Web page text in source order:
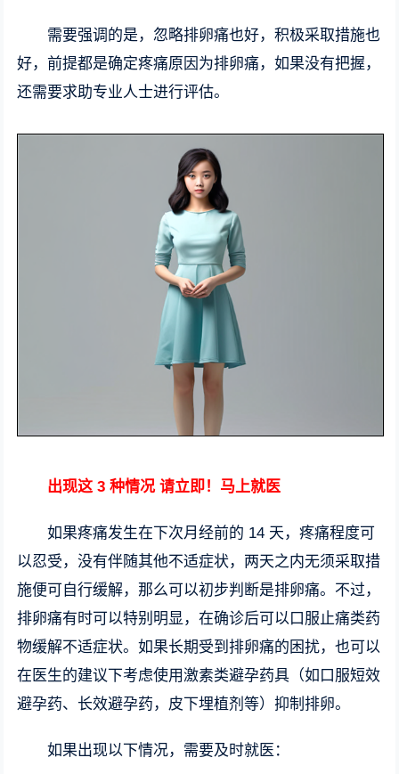
需要强调的是，忽略排卵痛也好，积极采取措施也
好，前提都是确定疼痛原因为排卵痛，如果没有把握，
还需要求助专业人士进行评估。
出现这 3 种情况 请立即！马上就医
如果疼痛发生在下次月经前的 14 天，疼痛程度可
以忍受，没有伴随其他不适症状，两天之内无须采取措
施便可自行缓解，那么可以初步判断是排卵痛。不过，
排卵痛有时可以特别明显，在确诊后可以口服止痛类药
物缓解不适症状。如果长期受到排卵痛的困扰，也可以
在医生的建议下考虑使用激素类避孕药具（如口服短效
避孕药、长效避孕药，皮下埋植剂等）抑制排卵。
如果出现以下情况，需要及时就医：